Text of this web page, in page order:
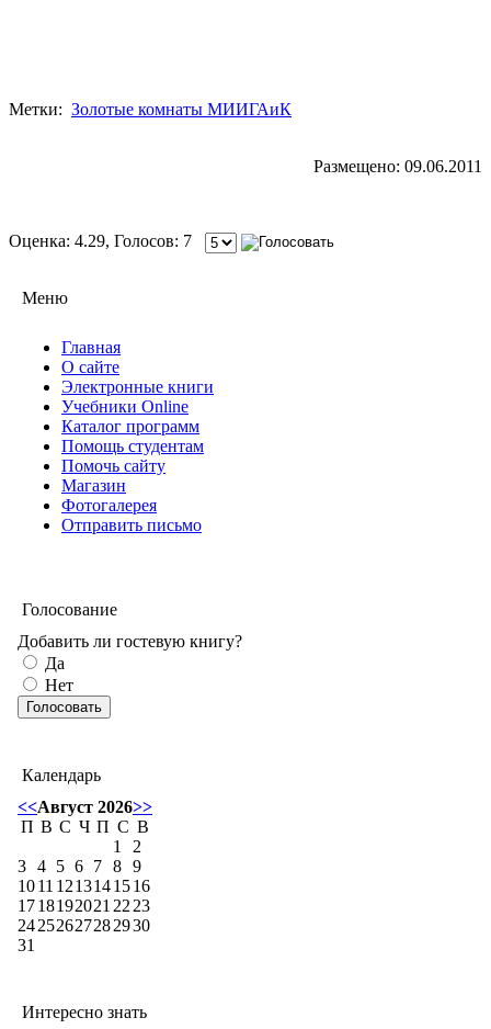
Метки: Золотые комнаты МИИГАиК
Размещено: 09.06.2011
Оценка: 4.29, Голосов: 7
Меню
Главная
О сайте
Электронные книги
Учебники Online
Каталог программ
Помощь студентам
Помочь сайту
Магазин
Фотогалерея
Отправить письмо
Голосование
Добавить ли гостевую книгу?
Да
Нет
Календарь
<<Август 2026>>
П В С Ч П С В
1
2
3 4 5 6 7 8 9
1011 1213141516
1718192021 22 23
24252627282930
31
Интересно знать